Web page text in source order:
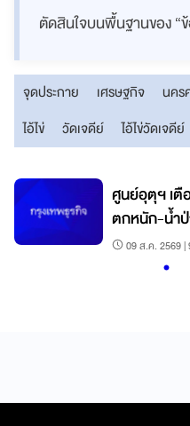
ตัดสินใจบนพื้นฐานของ “ข้
จุดประกาย เศรษฐกิจ นคร
ไอ้ไข่
วัดเจดีย์ ไอ้ไข่วัดเจดีย์
ศูนย์อุตุฯ เตื
ตกหนัก-น้ำ
09 ส.ค. 2569 |